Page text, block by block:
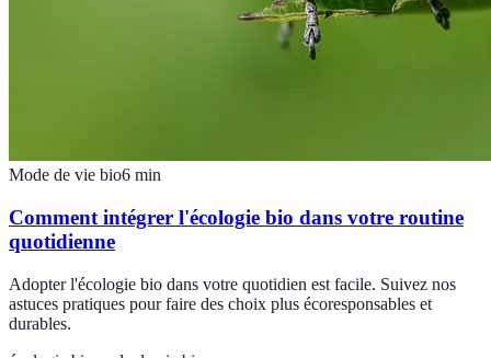
Mode de vie bio6 min
Comment intégrer l'écologie bio dans votre routine
quotidienne
Adopter l'écologie bio dans votre quotidien est facile. Suivez nos
astuces pratiques pour faire des choix plus écoresponsables et
durables.